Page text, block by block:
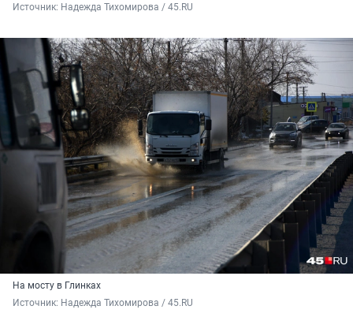
Источник: Надежда Тихомирова / 45.RU
На мосту в Глинках
Источник: Надежда Тихомирова / 45.RU